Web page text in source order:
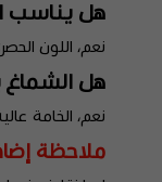
هل يناسب
نعم، اللون
هل الشماغ
نعم، الخامة
ملاحظة